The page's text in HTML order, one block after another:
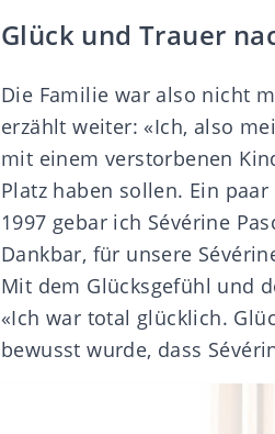
Glück und Trauer
Die Familie war also nicht
erzählt weiter: «Ich, also
mit einem verstorbenen
Platz haben sollen. Ein
1997 gebar ich Sévérine
Dankbar, für unsere
Mit dem Glücksgefühl und
«Ich war total glücklich.
bewusst wurde, dass